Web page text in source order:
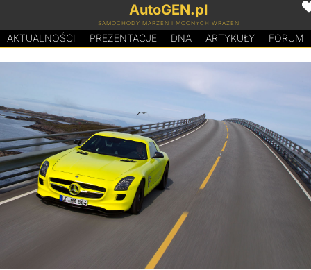
AutoGEN.pl
SAMOCHODY MARZEŃ I MOCNYCH WRAŻEŃ
AKTUALNOŚCI PREZENTACJE DNA ARTYKUŁY FORUM